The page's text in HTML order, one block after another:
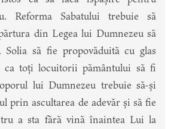
Reforma Sabatului trebuie să
din Legea lui Dumnezeu să
Solia să fie propovăduită cu glas
ca toți locuitorii pământului să fi
lui Dumnezeu trebuie să-și
prin ascultarea de adevăr și să fie
a sta fără vină înaintea Lui la